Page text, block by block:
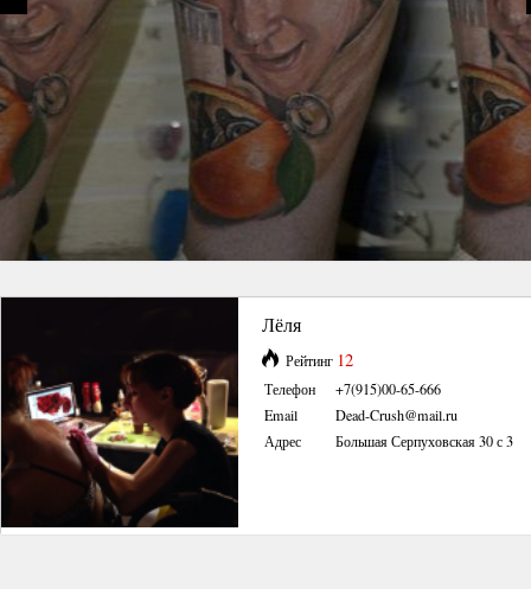
Лёля
Рейтинг 12
Телефон
+7(915)00-65-666
Email
Dead-Crush@mail.ru
Адрес
Большая Серпуховская 30 с 3